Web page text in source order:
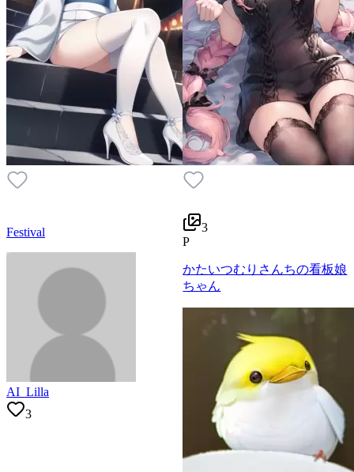
Festival
AI_Lilla
3
3
P
かたいつむりさんちの看板娘
ちゃん